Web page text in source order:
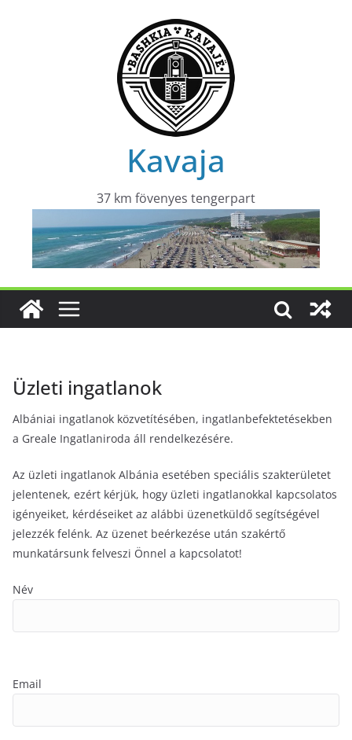
Kavaja
37 km fövenyes tengerpart
Üzleti ingatlanok
Albániai ingatlanok közvetítésében, ingatlanbefektetésekben
a Greale Ingatlaniroda áll rendelkezésére.
Az üzleti ingatlanok Albánia esetében speciális szakterületet
jelentenek, ezért kérjük, hogy üzleti ingatlanokkal kapcsolatos
igényeiket, kérdéseiket az alábbi üzenetküldő segítségével
jelezzék felénk. Az üzenet beérkezése után szakértő
munkatársunk felveszi Önnel a kapcsolatot!
Név
Email